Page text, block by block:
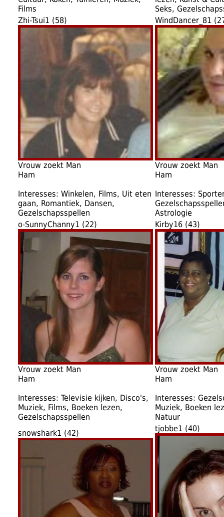
Films
Seks,
Zhi-Tsui1 (58)
Vrouw zoekt Man
Ham
Interesses: Winkelen, Films, Uit eten
gaan, Romantiek, Dansen,
Gezelschapsspellen
WindDancer_81
Vrouw zoekt Man
Ham
Interesses:
Astrologie
o-SunnyChanny1 (22)
Vrouw zoekt Man
Ham
Interesses: Televisie kijken, Disco's,
Muziek, Films, Boeken lezen,
Gezelschapsspellen
Kirby16 (43)
Vrouw zoekt Man
Ham
Interesses:
Muziek, Boeken
Natuur
snowshark1 (42)
tjobbe1 (40)